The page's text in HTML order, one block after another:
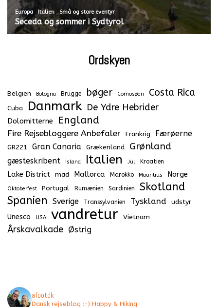
Europa, Italien,Små og store eventyr
Seceda og sommer i Sydtyrol
Ordskyen
Belgien Bologna Brügge bøger Comosøen Costa Rica
Cuba Danmark De Ydre Hebrider
Dolomitterne England
Fire Rejsebloggere Anbefaler Frankrig Færøerne
GR221 Gran Canaria Grækenland Grønland
gæsteskribent Island Italien Jul Kroatien
Lake District mad Mallorca Marokko Mauritius Norge
Oktoberfest Portugal Rumænien Sardinien
Skotland
Spanien
Sverige Transsylvanien Tyskland udstyr
Unesco USA vandretur Vietnam
Årskavalkade Østrig
afootdk
Dansk rejseblog :-) Happy & Hiking